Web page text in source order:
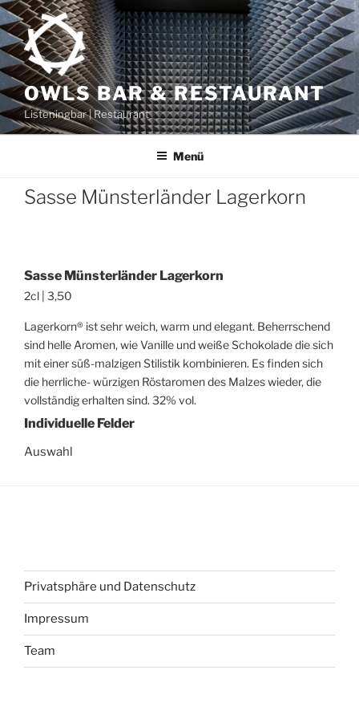
Zum
Inhalt
springen
OWLS BAR & RESTAURANT
Listeningbar | Restaurant
Menü
Sasse Münsterländer Lagerkorn
Sasse Münsterländer Lagerkorn
2cl | 3,50
Lagerkorn® ist sehr weich, warm und elegant. Beherrschend
sind helle Aromen, wie Vanille und weiße Schokolade die sich
mit einer süß-malzigen Stilistik kombinieren. Es finden sich
die herrliche- würzigen Röstaromen des Malzes wieder, die
vollständig erhalten sind. 32% vol.
Individuelle Felder
Auswahl
Privatsphäre und Datenschutz
Impressum
Team